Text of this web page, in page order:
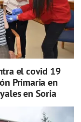
el covid 19
Primaria en
en Soria